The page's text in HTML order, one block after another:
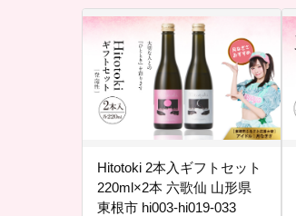
Hitotoki 2本入ギフトセット
220ml×2本 六歌仙 山形県
東根市 hi003-hi019-033